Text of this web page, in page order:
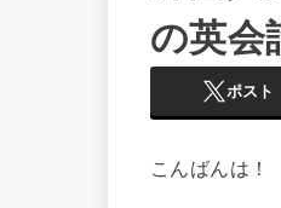
の英会
ポスト
こんばんは！